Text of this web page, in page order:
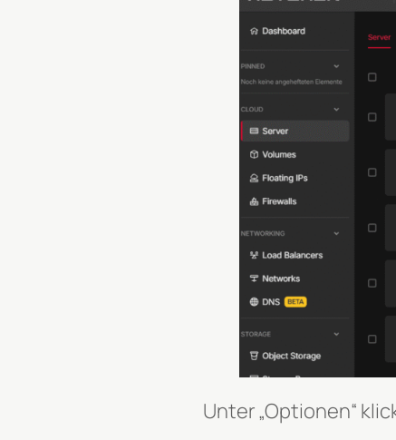
Unter „Optionen“